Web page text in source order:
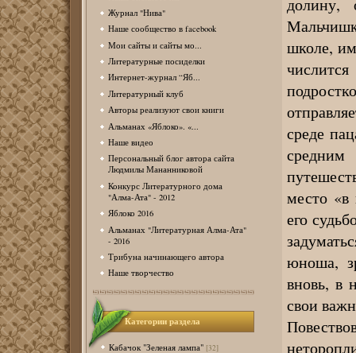
Журнал "Нива"
Наше сообщество в facebook
Мои сайты и сайты мо...
Литературные посиделки
Интернет-журнал “Яб...
Литературный клуб
Авторы реализуют свои книги
Альманах «Яблоко». «...
Наше видео
Персональный блог автора сайта
Людмилы Мананниковой
Конкурс Литературного дома
"Алма-Ата" - 2012
Яблоко 2016
Альманах "Литературная Алма-Ата"
- 2016
Трибуна начинающего автора
Наше творчество
Категории раздела
Кабачок "Зеленая лампа" [32]
школе,
среде
место «в
его
юноша,
вновь, в
свои